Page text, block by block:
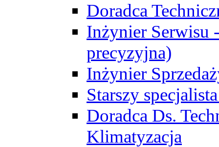
Doradca
Inżynier Serwisu
precyzyjna)
Inżynier
Starszy
Doradca Ds.
Klimatyzacja